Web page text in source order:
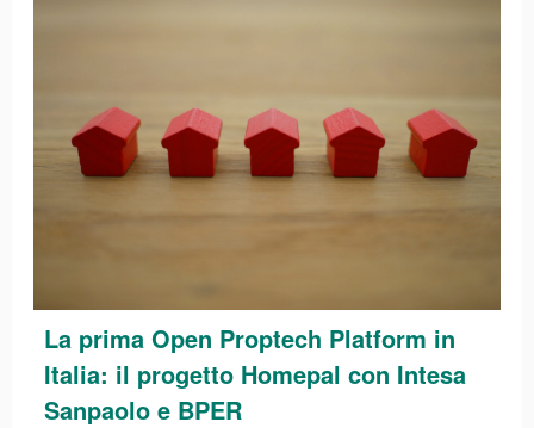
La prima Open Proptech Platform in
Italia: il progetto Homepal con Intesa
Sanpaolo e BPER